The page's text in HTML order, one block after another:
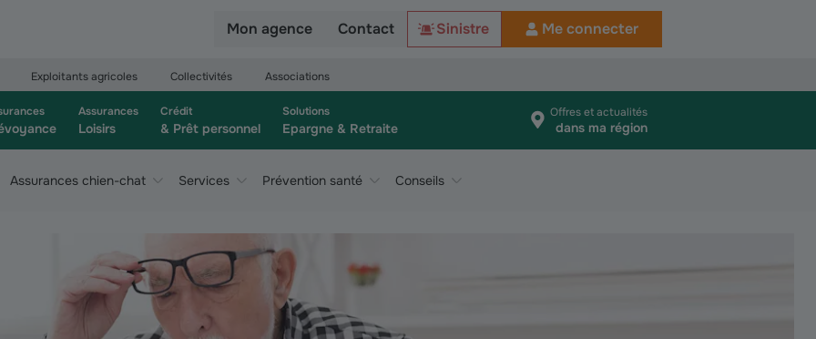
Mon agence Contact Sinistre Me connecter
Exploitants agricoles Collectivités Associations
Assurances
Loisirs
Crédit
& Prêt personnel
Solutions
Epargne & Retraite
Offres et actualités
dans ma région
Assurances chien-chat Services Prévention santé Conseils